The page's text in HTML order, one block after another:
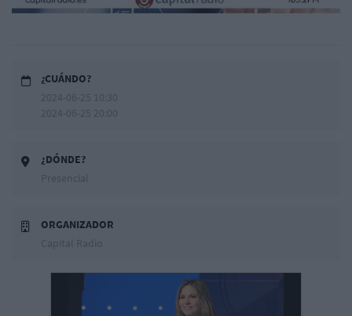
¿CUÁNDO?
¿DÓNDE?
ORGANIZADOR